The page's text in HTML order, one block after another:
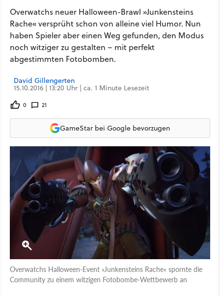
Overwatchs neuer Halloween-Brawl »Junkensteins
Rache« versprüht schon von alleine viel Humor. Nun
haben Spieler aber einen Weg gefunden, den Modus
noch witziger zu gestalten – mit perfekt
abgestimmten Fotobomben.
David Gillengerten
15.10.2016 | 13:20 Uhr | ca. 1 Minute Lesezeit
0 21
GameStar bei Google bevorzugen
Overwatchs Halloween-Event »Junkensteins Rache« spornte die
Community zu einem witzigen Fotobombe-Wettbewerb an